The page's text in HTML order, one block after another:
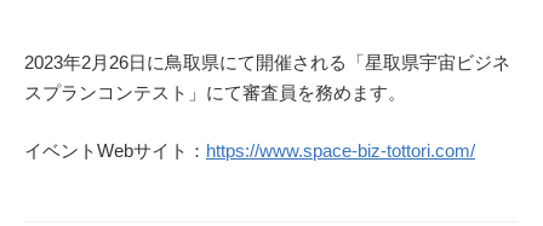
2023年2月26日に鳥取県にて開催される「星取県宇宙ビジネ
スプランコンテスト」にて審査員を務めます。
イベントWebサイト： https://www.space-biz-tottori.com/